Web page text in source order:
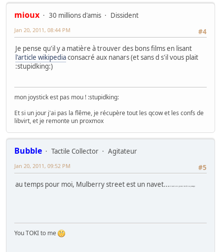
mioux 30 millions d'amis
Dissident
#4
Jan 20, 2011, 08:44 PM
Je pense qu'il y a matière à trouver des bons films en lisant
l'article wikipediaconsacré aux nanars (et sans d s'il vous plait
:stupidking:)
mon joystick est pas mou ! :stupidking:
Et si un jour j'ai pas la flême, je récupère tout les qcow et les confs de
libvirt, et je remonte un proxmox
Bubble Tactile Collector
Agitateur
#5
Jan 20, 2011, 09:52 PM
au temps pour moi, Mulberry street est un navet... et aussi une grosse merde au passage
You TOKI to me